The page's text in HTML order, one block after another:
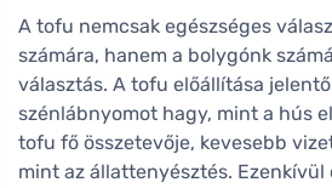
A tofu nemcsak egészséges
számára, hanem a bolygónk
választás. A tofu előállítása
szénlábnyomot hagy, mint a hús
tofu fő összetevője, kevesebb
mint az állattenyésztés. Ezenkívül